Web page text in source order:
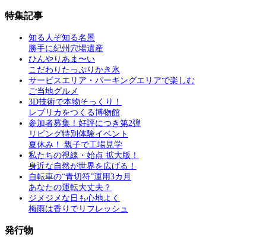
特集記事
知る人ぞ知る名景
勝手に紀州穴場遺産
ひんやりあま〜い
こだわりたっぷりかき氷
サービスエリア・パーキングエリアで楽しむ
ご当地グルメ
3D技術で本物そっくり！
レプリカをつくる博物館
参加者募集！好評につき第2弾
リビング特別体験イベント
夏休み！ 親子で工場見学
私たちの視線・始点 拡大版！
身近な自然が世界を広げる！
自転車の“青切符”運用3カ月
あなたの運転大丈夫？
ジメジメな日も心地よく
梅雨は香りでリフレッシュ
発行物